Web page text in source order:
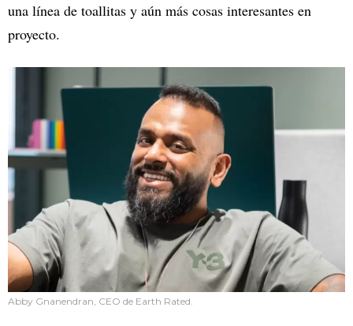
una línea de toallitas y aún más cosas interesantes en
proyecto.
Abby Gnanendran, CEO de Earth Rated.